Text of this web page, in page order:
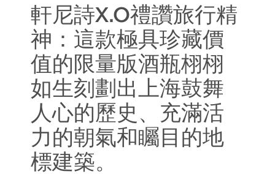
軒尼詩X.O禮讚旅行精
神：這款極具珍藏價
值的限量版酒瓶栩栩
如生刻劃出上海鼓舞
人心的歷史、充滿活
力的朝氣和矚目的地
標建築。